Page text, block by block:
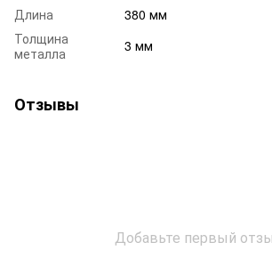
Длина
380 мм
Толщина
металла
3 мм
Отзывы
Добавьте первый